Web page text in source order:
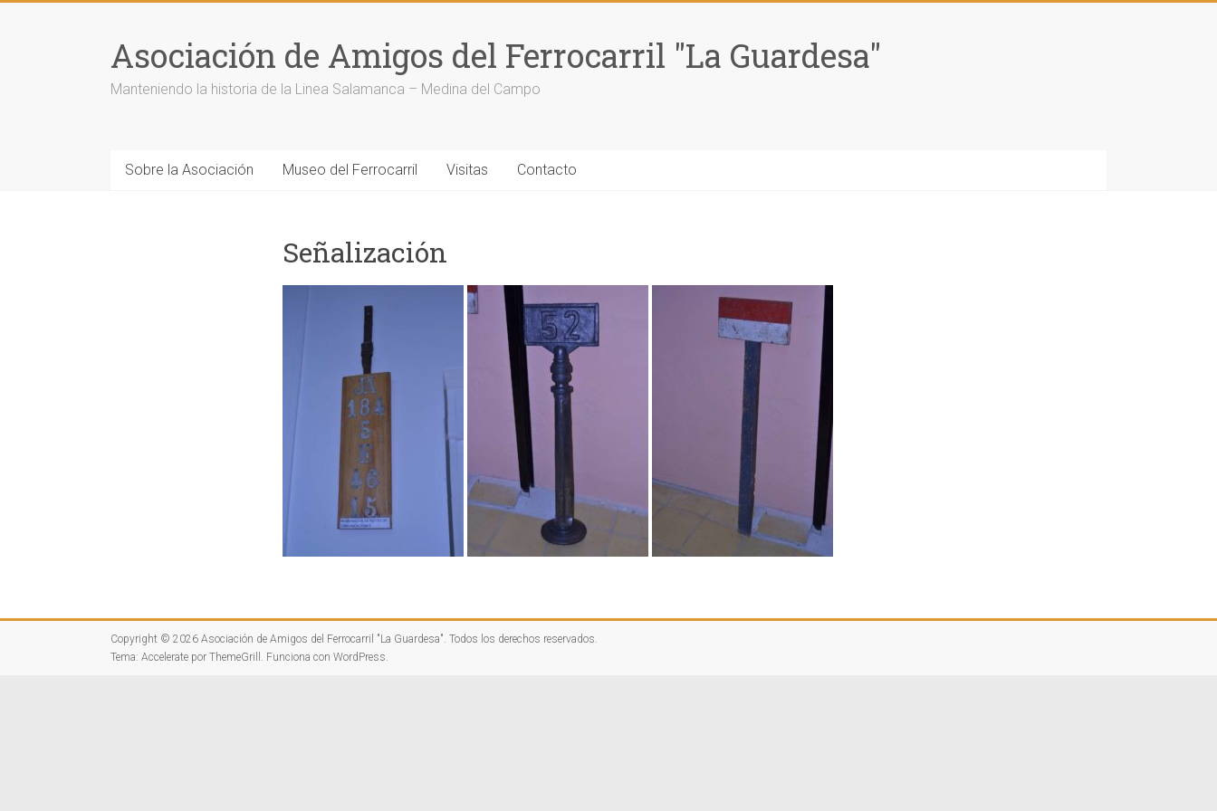
Asociación de Amigos del Ferrocarril "La Guardesa"
Manteniendo la historia de la Linea Salamanca – Medina del Campo
Sobre la Asociación Museo del Ferrocarril Visitas Contacto
Señalización
Copyright © 2026 Asociación de Amigos del Ferrocarril "La Guardesa". Todos los derechos reservados.
Tema: Accelerate por ThemeGrill. Funciona con WordPress.